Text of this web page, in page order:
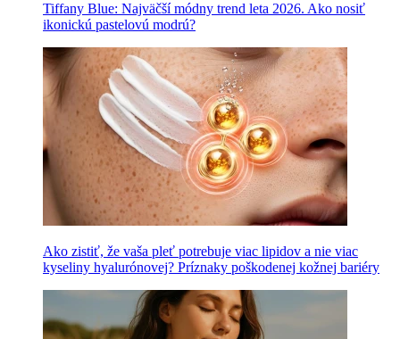
Tiffany Blue: Najväčší módny trend leta 2026. Ako nosiť
ikonickú pastelovú modrú?
Ako zistiť, že vaša pleť potrebuje viac lipidov a nie viac
kyseliny hyalurónovej? Príznaky poškodenej kožnej bariéry